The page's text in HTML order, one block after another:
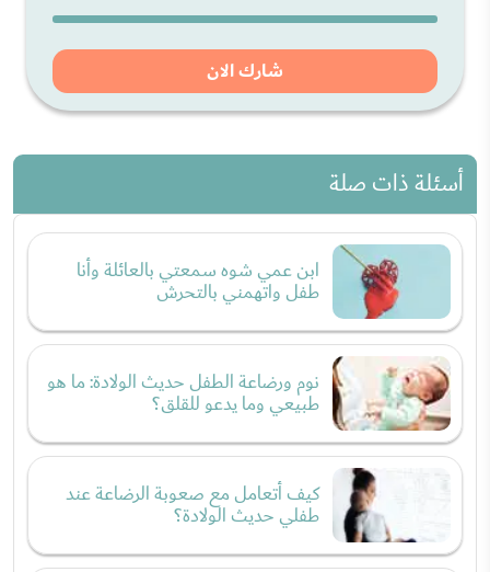
شارك الان
أسئلة ذات صلة
ابن عمي شوه سمعتي بالعائلة وأنا
طفل واتهمني بالتحرش
نوم ورضاعة الطفل حديث الولادة: ما هو
طبيعي وما يدعو للقلق؟
كيف أتعامل مع صعوبة الرضاعة عند
طفلي حديث الولادة؟